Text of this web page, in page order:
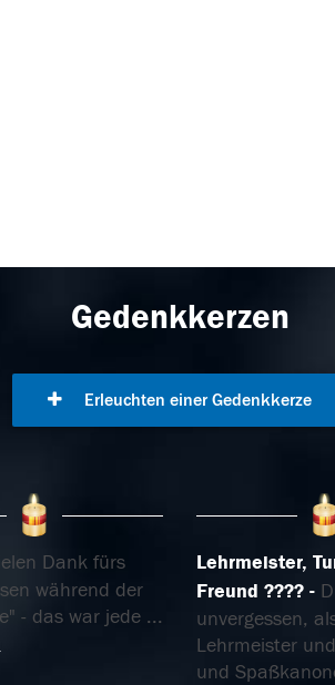
Gedenkkerzen
Erleuchten einer Gedenkkerze
Dank fürs
während der
- das war jede ...
Lehrmeister,
Freund ????
unvergessen,
Lehrmeister
und